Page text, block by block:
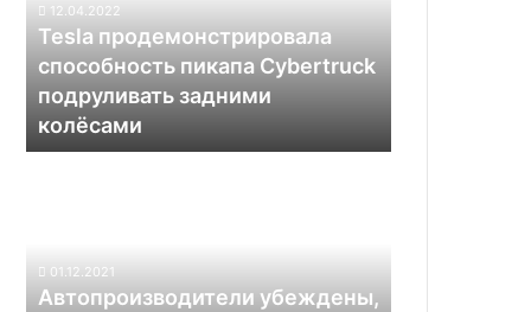
подруливать
колёсами
12.04.2022
Tesla продемонстрировала
способность пикапа Cybertruck
подруливать задними
колёсами
2030
01.12.2021
Автопроизводители убеждены,